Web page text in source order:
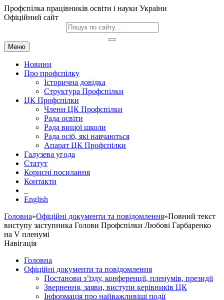
Профспілка працівників освіти і науки України
Офіційний сайт
Меню
Новини
Про профспілку
Історична довідка
Структура Профспілки
ЦК Профспілки
Члени ЦК Профспілки
Рада освіти
Рада вищої школи
Рада осіб, які навчаються
Апарат ЦК Профспілки
Галузева угода
Статут
Корисні посилання
Контакти
English
Головна»Офіційні документи та повідомлення»Повний текст
виступу заступника Голови Профспілки Любові Гарбаренко
на V пленумі
Навігація
Головна
Офіційні документи та повідомлення
Постанови з’їзду, конференції, пленумів, президії
Звернення, заяви, виступи керівників ЦК
Інформація про найважливіші події